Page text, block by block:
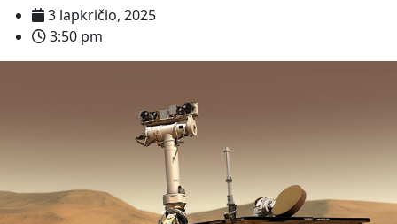
3 lapkričio, 2025
3:50 pm